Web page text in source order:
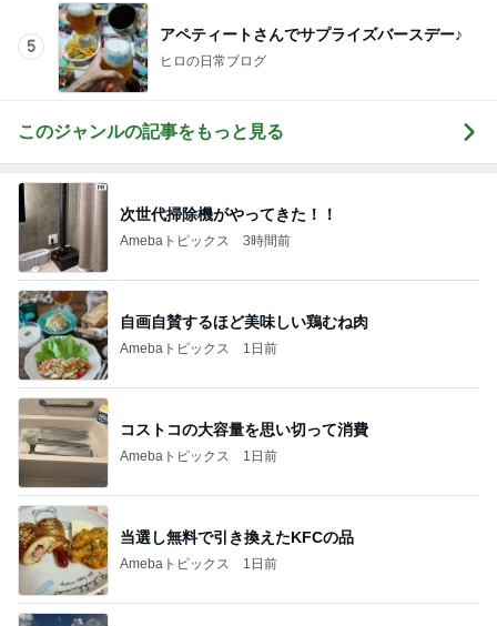
5
アペティートさんでサプライズバースデー♪
ヒロの日常ブログ
このジャンルの記事をもっと見る
次世代掃除機がやってきた！！
Amebaトピックス 3時間前
自画自賛するほど美味しい鶏むね肉
Amebaトピックス 1日前
コストコの大容量を思い切って消費
Amebaトピックス 1日前
当選し無料で引き換えたKFCの品
Amebaトピックス 1日前